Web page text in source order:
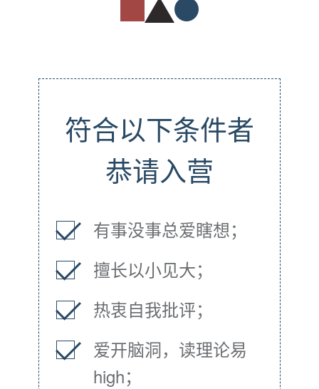
符合以下条件者
恭请入营
有事没事总爱瞎想；
擅长以小见大；
热衷自我批评；
爱开脑洞，读理论易
high；